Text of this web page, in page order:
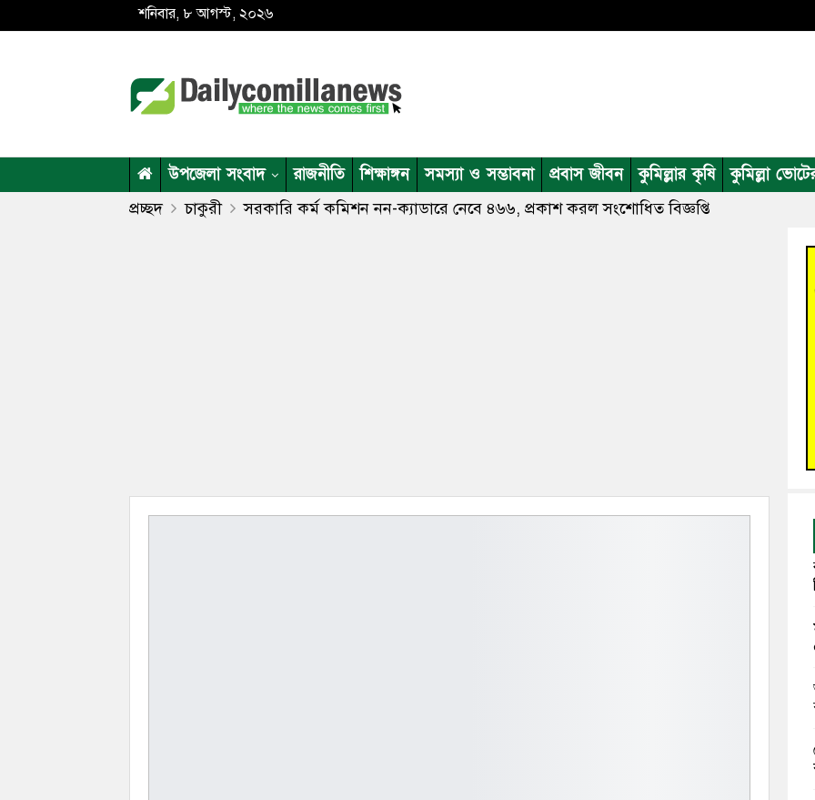
শনিবার, ৮ আগস্ট, ২০২৬
উপজেলা সংবাদ রাজনীতি শিক্ষাঙ্গন সমস্যা ও সম্ভাবনা প্রবাস জীবন কুমিল্লার কৃষি কুমিল্লা
প্রচ্ছদ চাকুরী সরকারি কর্ম কমিশন নন-ক্যাডারে নেবে ৪৬৬, প্রকাশ করল সংশোধিত বিজ্ঞপ্তি